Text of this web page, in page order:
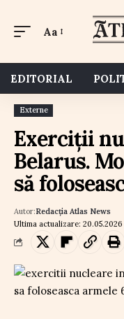
Aa
EDITORIAL
Externe
Exerciții
Belarus.
să
Ultima actualizare: 20.05.2026
Autor:Redacția Atlas News